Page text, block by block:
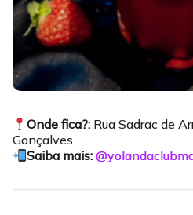
Onde fica?: Rua Sadrac de
Gonçalves
Saiba mais: